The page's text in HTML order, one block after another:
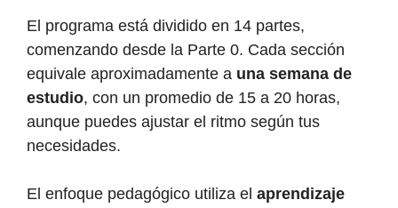
El programa está dividido en 14 partes,
comenzando desde la Parte 0. Cada sección
equivale aproximadamente a una semana de
estudio, con un promedio de 15 a 20 horas,
aunque puedes ajustar el ritmo según tus
necesidades.
El enfoque pedagógico utiliza el aprendizaje